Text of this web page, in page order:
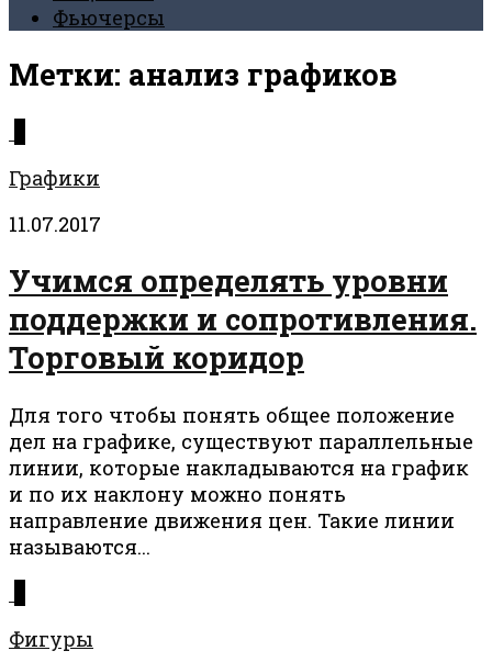
Фьючерсы
Метки: анализ графиков
Графики
11.07.2017
Учимся определять уровни
поддержки и сопротивления.
Торговый коридор
Для того чтобы понять общее положение
дел на графике, существуют параллельные
линии, которые накладываются на график
и по их наклону можно понять
направление движения цен. Такие линии
называются...
Фигуры